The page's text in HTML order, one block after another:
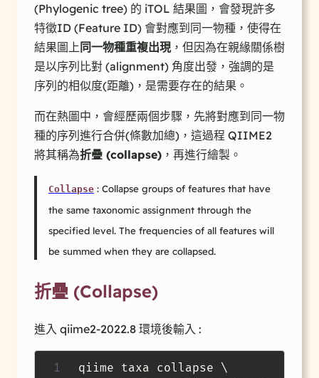
(Phylogenic tree) 的 iTOL 結果圖，會發現許多
特徵ID (Feature ID) 會對應到同一物種，使得在
結果圖上同一物種重複出現 ，但因為在親緣關係樹
是以序列比對 (alignment) 角度出發，強調的是
序列的相似度(距離)，是需要存在的結果。
而在熱圖中，會經歷兩個步驟，先將對應到同一物
種的序列進行合併(條數加總)，這過程 QIIME2
將其稱為折疊 (collapse) ，再進行繪製。
Collapse : Collapse groups of features that have
the same taxonomic assignment through the
specified level. The frequencies of all features will
be summed when they are collapsed.
折疊 (Collapse)
進入 qiime2-2022.8 環境後輸入 :
qiime taxa collapse \